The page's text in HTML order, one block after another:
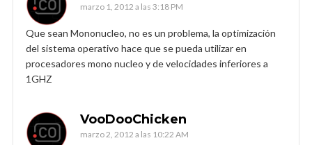
marzo 1, 2012 a las 3:18 PM
Que sean Mononucleo, no es un problema, la optimización
del sistema operativo hace que se pueda utilizar en
procesadores mono nucleo y de velocidades inferiores a
1GHZ
VooDooChicken
marzo 2, 2012 a las 10:22 AM